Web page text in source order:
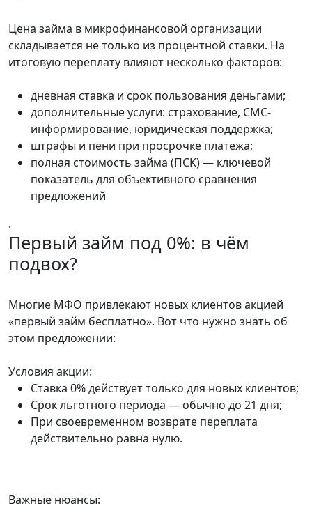
Цена займа в микрофинансовой организации
складывается не только из процентной ставки. На
итоговую переплату влияют несколько факторов:
дневная ставка и срок пользования деньгами;
дополнительные услуги: страхование, СМС-
информирование, юридическая поддержка;
штрафы и пени при просрочке платежа;
полная стоимость займа (ПСК) — ключевой
показатель для объективного сравнения
предложений
.
Первый займ под 0%: в чём
подвох?
Многие МФО привлекают новых клиентов акцией
«первый займ бесплатно». Вот что нужно знать об
этом предложении:
Условия акции:
Ставка 0% действует только для новых клиентов;
Срок льготного периода — обычно до 21 дня;
При своевременном возврате переплата
действительно равна нулю.
Важные нюансы: